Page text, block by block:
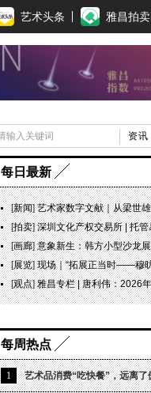
艺术头条 雅昌拍
资讯
每日最新
[新闻]艺术家数字文献｜从梁世雄个案看艺术家艺术
[拍卖]深圳文化产权交易所 | 托管易业务
[画廊]意象新生：韩方小型沙龙
[展览]现场｜“拓展正当时——穆昉澜、穆昉昀
[观点]雅昌专栏 | 唐利伟：2026年内地春拍钟表市场观察 赛道
每周热点
1 艺术品消费“吃快餐”，远离了